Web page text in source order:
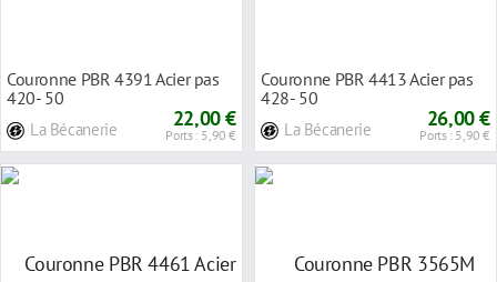
Couronne PBR 4391 Acier pas
420- 50
La Bécanerie 22,00 €
Ports : 5,90 €
Couronne PBR 4413 Acier pas
428- 50
La Bécanerie 26,00 €
Ports : 5,90 €